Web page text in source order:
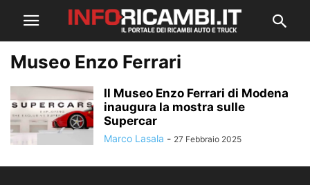
Museo Enzo Ferrari
Il Museo Enzo Ferrari di Modena
inaugura la mostra sulle
Supercar
Marco Lasala - 27 Febbraio 2025